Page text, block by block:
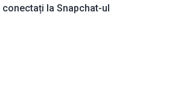
la Snapchat-ul